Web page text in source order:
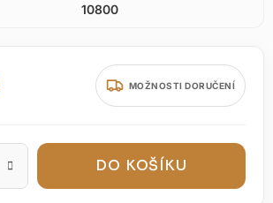
10800
MOŽNOSTI DORUČENÍ
DO KOŠÍKU